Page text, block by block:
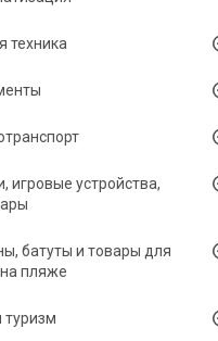
техника
игровые устройства,
батуты и товары для
пляже
туризм